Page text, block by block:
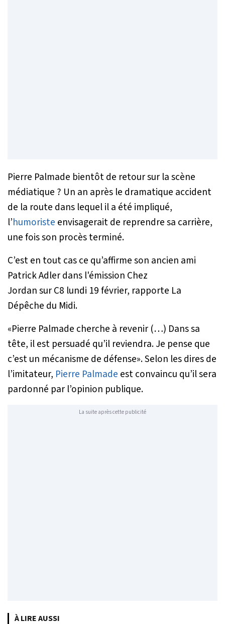
Pierre Palmade bientôt de retour sur la scène
médiatique ? Un an après le dramatique accident
de la route dans lequel il a été impliqué,
l’humoriste envisagerait de reprendre sa carrière,
une fois son procès terminé.
C’est en tout cas ce qu’affirme son ancien ami
Patrick Adler dans l'émission Chez
JordansurC8 lundi 19 février, rapporte La
Dépêche du Midi.
«Pierre Palmade cherche à revenir (…) Dans sa
tête, il est persuadé qu’il reviendra. Je pense que
c’est un mécanisme de défense». Selon les dires de
l’imitateur, Pierre Palmade est convaincu qu’il sera
pardonné par l’opinion publique.
La suite après cette publicité
À LIRE AUSSI